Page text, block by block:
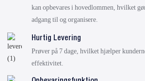
kan opbevares i hovedlommen, hvilket
adgang til og organisere.
Hurtig Levering
Prøver på 7 dage, hvilket hjælper
effektivitet.